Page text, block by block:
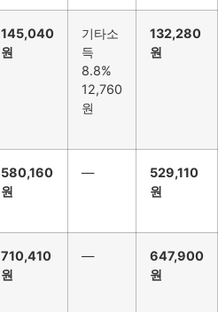
145,040
원
기타소
득
8.8%
12,760
원
132,280
원
580,160
원
—
529,110
원
710,410
원
—
647,900
원